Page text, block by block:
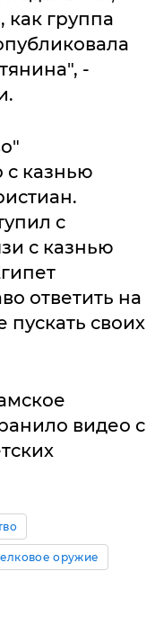
как группа
-
с казнью
с
с казнью
ответить на
пускать своих
видео с
оружие